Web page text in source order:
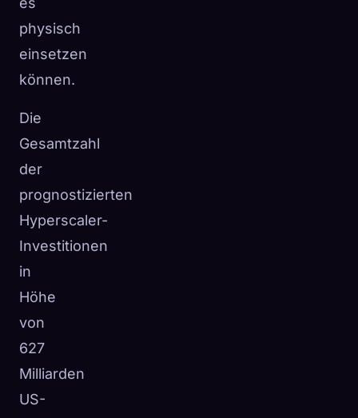
physisch
einsetzen
können.
Die
Gesamtzahl
der
prognostizierten
Hyperscaler-
Investitionen
in
Höhe
von
627
Milliarden
US-